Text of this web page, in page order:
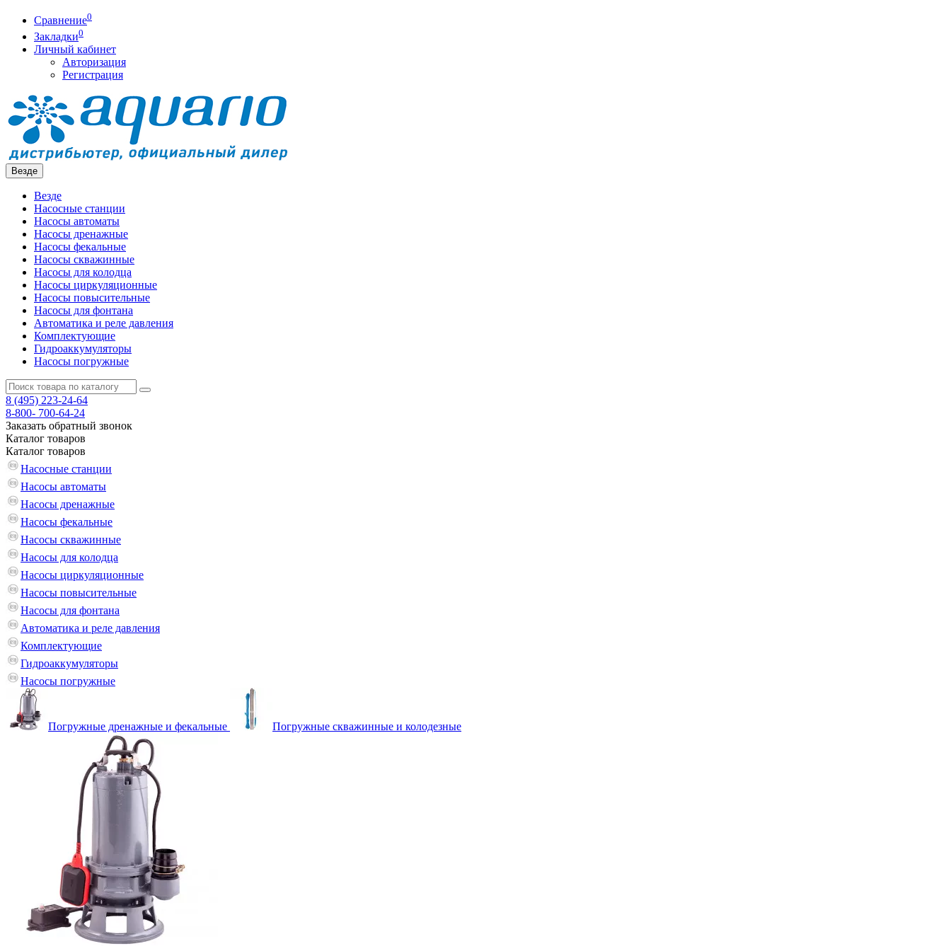
Сравнение0
Закладки0
Личный кабинет
Авторизация
Регистрация
Везде
Везде
Насосные станции
Насосы автоматы
Насосы дренажные
Насосы фекальные
Насосы скважинные
Насосы для колодца
Насосы циркуляционные
Насосы повысительные
Насосы для фонтана
Автоматика и реле давления
Комплектующие
Гидроаккумуляторы
Насосы погружные
8 (495) 223-24-64
8-800- 700-64-24
Заказать обратный звонок
Каталог товаров
Каталог товаров
Насосные станции
Насосы автоматы
Насосы дренажные
Насосы фекальные
Насосы скважинные
Насосы для колодца
Насосы циркуляционные
Насосы повысительные
Насосы для фонтана
Автоматика и реле давления
Комплектующие
Гидроаккумуляторы
Насосы погружные
Погружные дренажные и фекальные Погружные скважинные и колодезные